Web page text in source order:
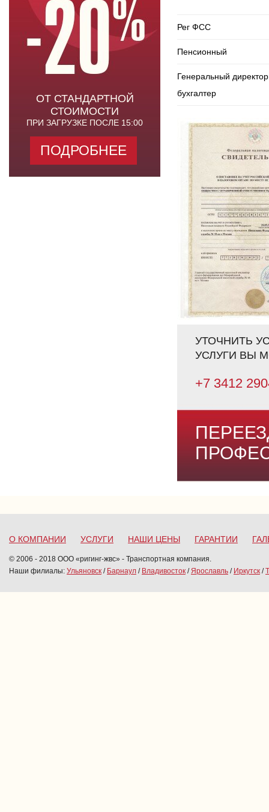
Рег ФСС
Пенсионный
Генеральный
бухгалтер
УТОЧНИТЬ
УСЛУГИ ВЫ
+7 3412
ОТ СТАНДАРТНОЙ
СТОИМОСТИ
ПРИ ЗАГРУЗКЕ ПОСЛЕ 15:00
ПОДРОБНЕЕ
О КОМПАНИИ УСЛУГИ НАШИ ЦЕНЫ ГАРАНТИИ
© 2006 - 2018 ООО «ригинг-жвс» - Транспортная компания.
Наши филиалы: Ульяновск / Барнаул / Владивосток /Ярославль / Иркутск /